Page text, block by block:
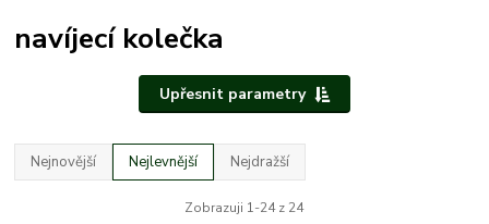
navíjecí kolečka
Upřesnit parametry
Nejnovější Nejlevnější Nejdražší
Zobrazuji 1-24 z 24